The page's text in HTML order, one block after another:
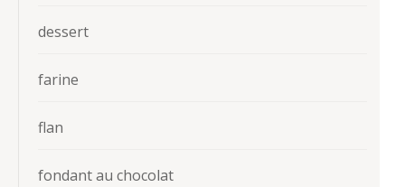
dessert
farine
flan
fondant au chocolat